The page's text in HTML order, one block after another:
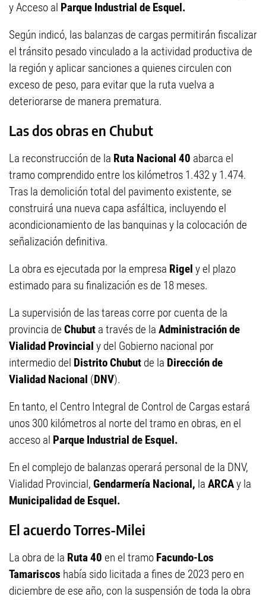
y Acceso al Parque Industrial de Esquel.
Según indicó, las balanzas de cargas permitirán fiscalizar
el tránsito pesado vinculado a la actividad productiva de
la región y aplicar sanciones a quienes circulen con
exceso de peso, para evitar que la ruta vuelva a
deteriorarse de manera prematura.
Las dos obras en Chubut
La reconstrucción de la Ruta Nacional 40 abarca el
tramo comprendido entre los kilómetros 1.432 y 1.474.
Tras la demolición total del pavimento existente, se
construirá una nueva capa asfáltica, incluyendo el
acondicionamiento de las banquinas y la colocación de
señalización definitiva.
La obra es ejecutada por la empresa Rigel y el plazo
estimado para su finalización es de 18 meses.
La supervisión de las tareas corre por cuenta de la
provincia de Chubut a través de la Administración de
Vialidad Provincial y del Gobierno nacional por
intermedio del Distrito Chubut de la Dirección de
Vialidad Nacional (DNV).
En tanto, el Centro Integral de Control de Cargas estará
unos 300 kilómetros al norte del tramo en obras, en el
acceso al Parque Industrial de Esquel.
En el complejo de balanzas operará personal de la DNV,
Vialidad Provincial, Gendarmería Nacional, la ARCAy la
Municipalidad de Esquel.
El acuerdo Torres-Milei
La obra de la Ruta 40 en el tramo Facundo-Los
Tamariscos había sido licitada a fines de 2023 pero en
diciembre de ese año, con la suspensión de toda la obra